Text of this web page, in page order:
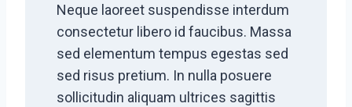
Neque laoreet suspendisse interdum
consectetur libero id faucibus. Massa
sed elementum tempus egestas sed
sed risus pretium. In nulla posuere
sollicitudin aliquam ultrices sagittis